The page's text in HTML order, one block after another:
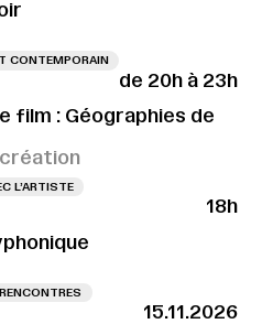
CONTEMPORAIN
de 20h à 23h
film : Géographies de
création
L’ARTISTE
18h
RENCONTRES
15.11.2026